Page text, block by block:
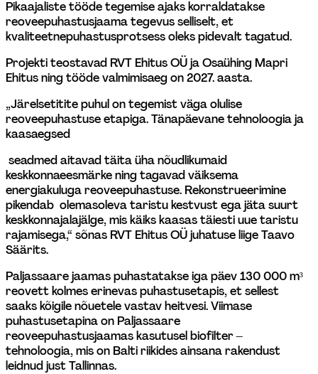
Pikaajaliste tööde tegemise ajaks korraldatakse
reoveepuhastusjaama tegevus selliselt, et
kvaliteetnepuhastusprotsess oleks pidevalt tagatud.
Projekti teostavad RVT Ehitus OÜ ja Osaühing Mapri
Ehitus ning tööde valmimisaeg on 2027. aasta.
„Järelsetitite puhul on tegemist väga olulise
reoveepuhastuse etapiga. Tänapäevane tehnoloogia ja
kaasaegsed
seadmed aitavad täita üha nõudlikumaid
keskkonnaeesmärke ning tagavad väiksema
energiakuluga reoveepuhastuse. Rekonstrueerimine
pikendab  olemasoleva taristu kestvust ega jäta suurt
keskkonnajalajälge, mis käiks kaasas täiesti uue taristu
rajamisega,“ sõnas RVT Ehitus OÜ juhatuse liige Taavo
Säärits.
Paljassaare jaamas puhastatakse iga päev 130 000 m³
reovett kolmes erinevas puhastusetapis, et sellest
saaks kõigile nõuetele vastav heitvesi. Viimase
puhastusetapina on Paljassaare
reoveepuhastusjaamas kasutusel biofilter –
tehnoloogia, mis on Balti riikides ainsana rakendust
leidnud just Tallinnas.